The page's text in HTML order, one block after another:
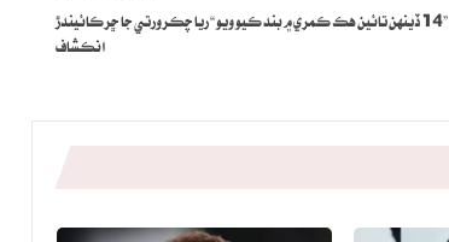
”14 ڏينهن تائين هڪ ڪمري ۾ بند ڪيو ويو “ ريا چڪرورتي جا ڇرڪائيندڙ
انڪشاف